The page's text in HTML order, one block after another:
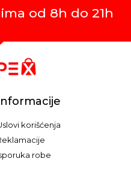
od 8h do 21h
korišćenja
robe